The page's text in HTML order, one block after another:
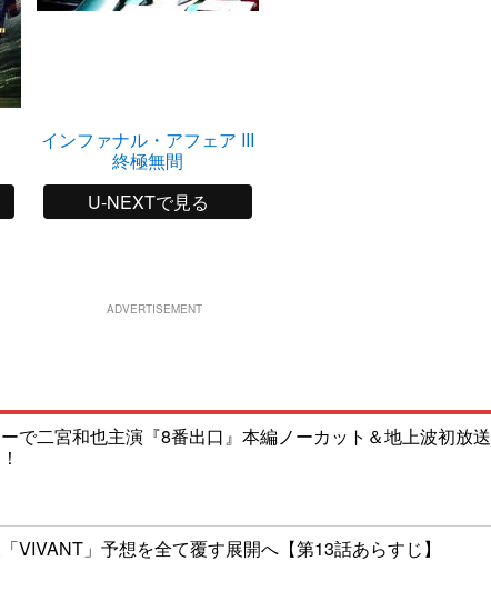
インファナル・アフェア III
終極無間
U-NEXTで見る
ADVERTISEMENT
で二宮和也主演『8番出口』本編ノーカット＆地上波初放送
VIVANT」予想を全て覆す展開へ【第13話あらすじ】